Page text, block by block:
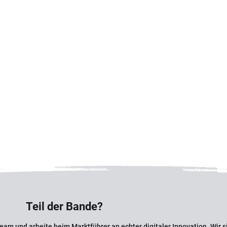
Teil der Bande?